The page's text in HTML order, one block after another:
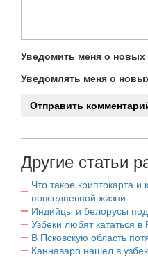
Уведомить меня о новых
Уведомлять меня о
Другие статьи
Что такое криптокарта и
повседневной жизни
Индийцы и белорусы
Узбеки любят кататься в
В Псковскую область
Каннаваро нашел в